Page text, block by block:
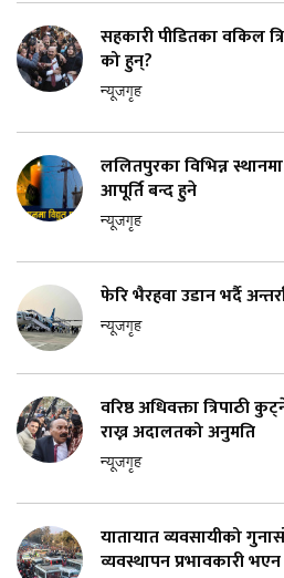
सहकारी पीडितका वकिल
को हुन्?
न्यूजगृह
ललितपुरका विभिन्न
आपूर्ति बन्द हुने
न्यूजगृह
फेरि भैरहवा उडान भर्दै
न्यूजगृह
वरिष्ठ अधिवक्ता त्रिपाठी
राख्न अदालतको अनुमति
न्यूजगृह
यातायात व्यवसायीको
व्यवस्थापन प्रभावकारी भएन